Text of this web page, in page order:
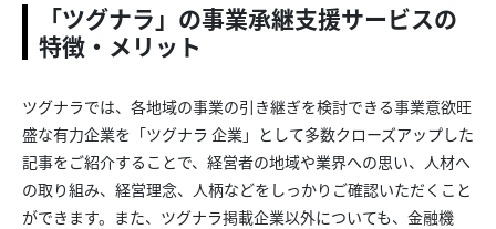
「ツグナラ」の事業承継支援サービスの
特徴・メリット
ツグナラでは、各地域の事業の引き継ぎを検討できる事業意欲旺
盛な有力企業を「ツグナラ 企業」として多数クローズアップした
記事をご紹介することで、経営者の地域や業界への思い、人材へ
の取り組み、経営理念、人柄などをしっかりご確認いただくこと
ができます。また、ツグナラ掲載企業以外についても、金融機